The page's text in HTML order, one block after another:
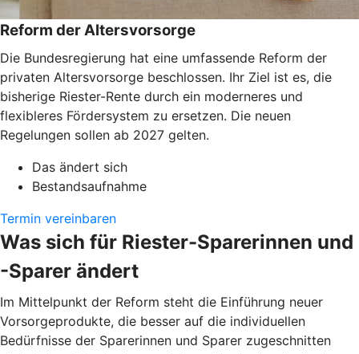
Reform der Altersvorsorge
Die Bundesregierung hat eine umfassende Reform der
privaten Altersvorsorge beschlossen. Ihr Ziel ist es, die
bisherige Riester-Rente durch ein moderneres und
flexibleres Fördersystem zu ersetzen. Die neuen
Regelungen sollen ab 2027 gelten.
Das ändert sich
Bestandsaufnahme
Termin vereinbaren
Was sich für Riester-Sparerinnen und
-Sparer ändert
Im Mittelpunkt der Reform steht die Einführung neuer
Vorsorgeprodukte, die besser auf die individuellen
Bedürfnisse der Sparerinnen und Sparer zugeschnitten